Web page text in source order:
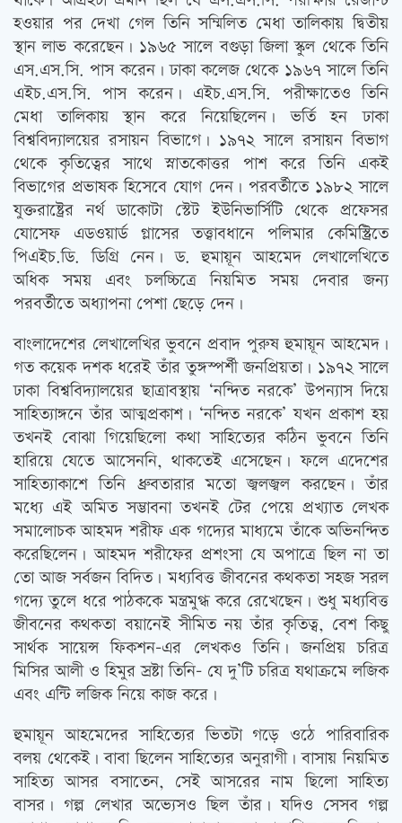
হওয়ার পর দেখা গেল তিনি সম্মিলিত মেধা তালিকায় দ্বিতীয়
স্থান লাভ করেছেন। ১৯৬৫ সালে বগুড়া জিলা স্কুল থেকে তিনি
এস.এস.সি. পাস করেন। ঢাকা কলেজ থেকে ১৯৬৭ সালে তিনি
এইচ.এস.সি. পাস করেন। এইচ.এস.সি. পরীক্ষাতেও তিনি
মেধা তালিকায় স্থান করে নিয়েছিলেন। ভর্তি হন ঢাকা
বিশ্ববিদ্যালয়ের রসায়ন বিভাগে। ১৯৭২ সালে রসায়ন বিভাগ
থেকে কৃতিত্বের সাথে স্নাতকোত্তর পাশ করে তিনি একই
বিভাগের প্রভাষক হিসেবে যোগ দেন। পরবর্তীতে ১৯৮২ সালে
যুক্তরাষ্ট্রের নর্থ ডাকোটা স্টেট ইউনিভার্সিটি থেকে প্রফেসর
যোসেফ এডওয়ার্ড গ্লাসের তত্ত্বাবধানে পলিমার কেমিস্ট্রিতে
পিএইচ.ডি. ডিগ্রি নেন। ড. হুমায়ূন আহমেদ লেখালেখিতে
অধিক সময় এবং চলচ্চিত্রে নিয়মিত সময় দেবার জন্য
পরবর্তীতে অধ্যাপনা পেশা ছেড়ে দেন।
বাংলাদেশের লেখালেখির ভুবনে প্রবাদ পুরুষ হুমায়ূন আহমেদ।
গত কয়েক দশক ধরেই তাঁর তুঙ্গস্পর্শী জনপ্রিয়তা। ১৯৭২ সালে
ঢাকা বিশ্ববিদ্যালয়ের ছাত্রাবস্থায় ‘নন্দিত নরকে’ উপন্যাস দিয়ে
সাহিত্যাঙ্গনে তাঁর আত্মপ্রকাশ। ‘নন্দিত নরকে’ যখন প্রকাশ হয়
তখনই বোঝা গিয়েছিলো কথা সাহিত্যের কঠিন ভুবনে তিনি
হারিয়ে যেতে আসেননি, থাকতেই এসেছেন। ফলে এদেশের
সাহিত্যাকাশে তিনি ধ্রুবতারার মতো জ্বলজ্বল করছেন। তাঁর
মধ্যে এই অমিত সম্ভাবনা তখনই টের পেয়ে প্রখ্যাত লেখক
সমালোচক আহমদ শরীফ এক গদ্যের মাধ্যমে তাঁকে অভিনন্দিত
করেছিলেন। আহমদ শরীফের প্রশংসা যে অপাত্রে ছিল না তা
তো আজ সর্বজন বিদিত। মধ্যবিত্ত জীবনের কথকতা সহজ সরল
গদ্যে তুলে ধরে পাঠককে মন্ত্রমুগ্ধ করে রেখেছেন। শুধু মধ্যবিত্ত
জীবনের কথকতা বয়ানেই সীমিত নয় তাঁর কৃতিত্ব, বেশ কিছু
সার্থক সায়েন্স ফিকশন-এর লেখকও তিনি। জনপ্রিয় চরিত্র
মিসির আলী ও হিমুর স্রষ্টা তিনি- যে দু’টি চরিত্র যথাক্রমে লজিক
এবং এন্টি লজিক নিয়ে কাজ করে।
হুমায়ূন আহমেদের সাহিত্যের ভিতটা গড়ে ওঠে পারিবারিক
বলয় থেকেই। বাবা ছিলেন সাহিত্যের অনুরাগী। বাসায় নিয়মিত
সাহিত্য আসর বসাতেন, সেই আসরের নাম ছিলো সাহিত্য
বাসর। গল্প লেখার অভ্যেসও ছিল তাঁর। যদিও সেসব গল্প